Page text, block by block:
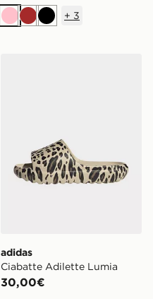
RosaMarrone
Nero
+ 3
adidas
Ciabatte Adilette Lumia
30,00€